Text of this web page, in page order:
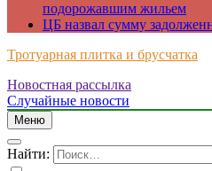
подорожавшим жильем
ЦБ назвал сумму
Тротуарная плитка и брусчатка
Just another WordPress site
Новостная рассылка
Случайные новости
Меню
Найти: